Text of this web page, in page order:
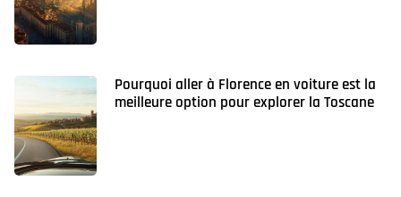
Pourquoi aller à Florence en voiture est la
meilleure option pour explorer la Toscane